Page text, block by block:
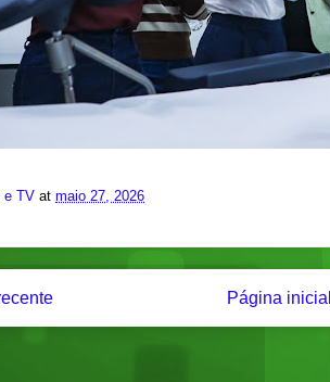
e TV at maio 27, 2026
Página inicial